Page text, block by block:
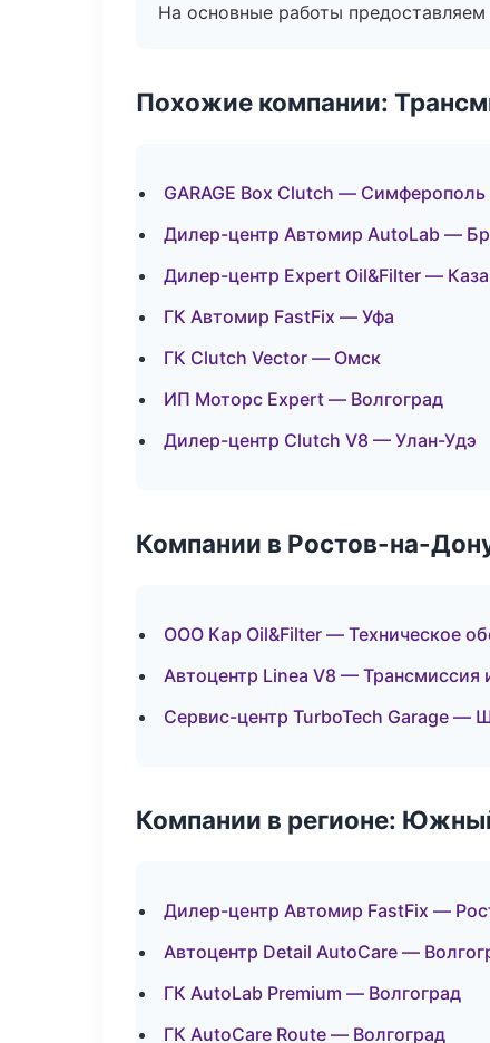
На основные работы предоставляем
Похожие компании:
GARAGE Box Clutch — Симферополь
Дилер-центр Автомир AutoLab —
Дилер-центр Expert Oil&Filter —
ГК Автомир FastFix — Уфа
ГК Clutch Vector — Омск
ИП Моторс Expert — Волгоград
Дилер-центр Clutch V8 — Улан-Удэ
Компании в Ростов-на-
ООО Кар Oil&Filter — Техническое
Автоцентр Linea V8 — Трансмиссия
Сервис-центр TurboTech Garage —
Компании в регионе:
Дилер-центр Автомир FastFix —
Автоцентр Detail AutoCare —
ГК AutoLab Premium — Волгоград
ГК AutoCare Route — Волгоград